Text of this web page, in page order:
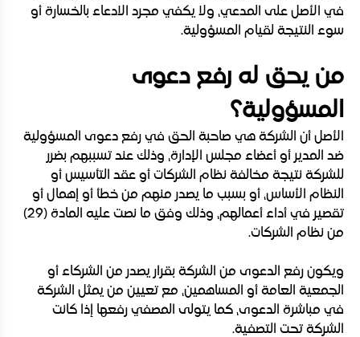
في الأصل على المدعي، ولا يكفي مجرد الادعاء بالخسارة أو
سوء النتيجة لقيام المسؤولية.
من يحق له رفع دعوى
المسؤولية؟
الأصل أن الشركة هي صاحبة الحق في رفع دعوى المسؤولية
ضد المدير أو أعضاء مجلس الإدارة، وذلك عند تسببهم بضرر
للشركة نتيجة مخالفة نظام الشركات أو عقد التأسيس أو
النظام الأساس، أو بسبب ما يصدر منهم من خطأ أو إهمال أو
تقصير في أداء أعمالهم، وذلك وفق ما نصت عليه المادة (29)
من نظام الشركات.
ويكون رفع الدعوى من الشركة بقرار يصدر من الشركاء أو
الجمعية العامة أو المساهمين، مع تعيين من يمثل الشركة
في مباشرة الدعوى، كما يتولى المصفي رفعها إذا كانت
الشركة تحت التصفية.